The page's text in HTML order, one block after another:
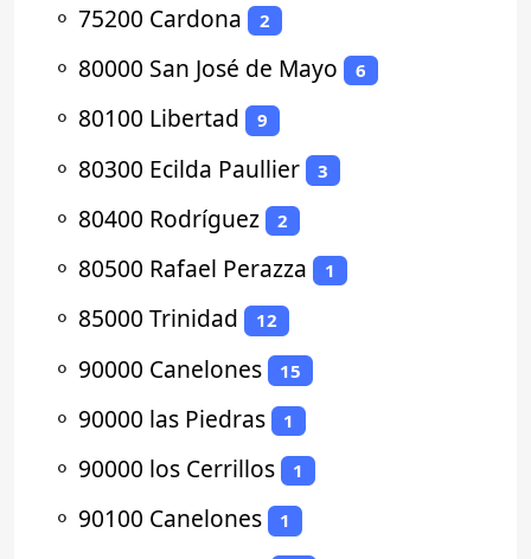
⚬ 75200 Cardona 2
⚬ 80000 San José de Mayo 6
⚬ 80100 Libertad 9
⚬ 80300 Ecilda Paullier 3
⚬ 80400 Rodríguez 2
⚬ 80500 Rafael Perazza 1
⚬ 85000 Trinidad 12
⚬ 90000 Canelones 15
⚬ 90000 las Piedras 1
⚬ 90000 los Cerrillos 1
⚬ 90100 Canelones 1